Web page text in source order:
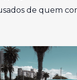
de quem